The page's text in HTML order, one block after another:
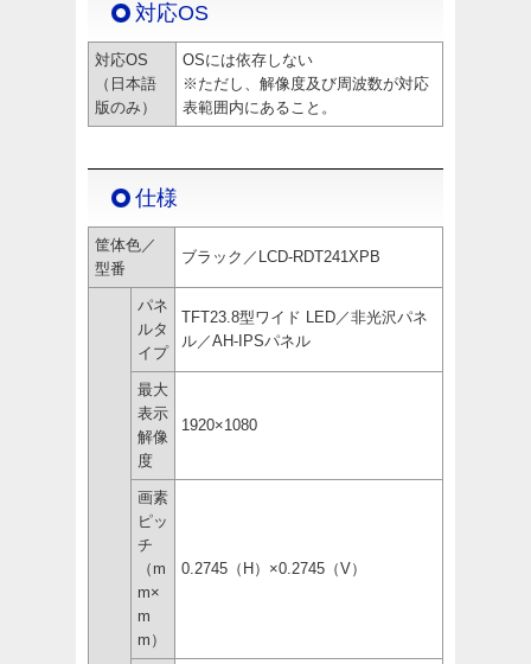
対応OS
対応OS
（日本語
版のみ）
OSには依存しない
※ただし、解像度及び周波数が対応
表範囲内にあること。
仕様
筐体色／
型番
ブラック／LCD-RDT241XPB
パネ
ルタ
イプ
TFT23.8型ワイド LED／非光沢パネ
ル／AH-IPSパネル
最大
表示
解像
度
1920×1080
画素
ピッ
チ
（m
m×
m
m）
0.2745（H）×0.2745（V）